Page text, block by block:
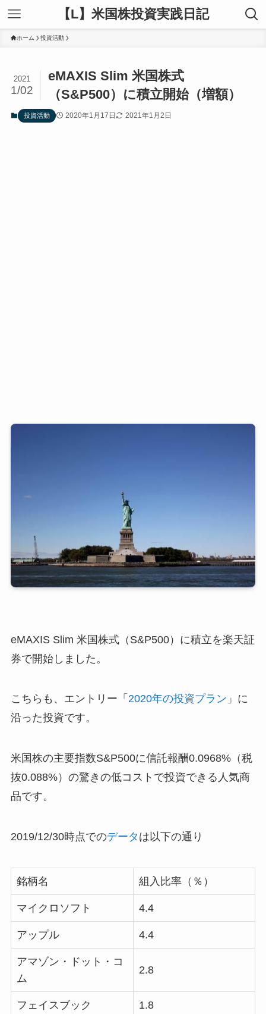
【L】米国株投資実践日記
ホーム 投資活動
eMAXIS Slim 米国株式
（S&P500）に積立開始（増額）
2021
1/02
投資活動 2020年1月17日 2021年1月2日
eMAXIS Slim 米国株式（S&P500）に積立を楽天証
券で開始しました。
こちらも、エントリー「 2020年の投資プラン 」に
沿った投資です。
米国株の主要指数S&P500に信託報酬0.0968%（税
抜0.088%）の驚きの低コストで投資できる人気商
品です。
2019/12/30時点でのデータ は以下の通り
銘柄名 組入比率（％）
マイクロソフト 4.4
アップル 4.4
アマゾン・ドット・コ
ム
2.8
フェイスブック 1.8